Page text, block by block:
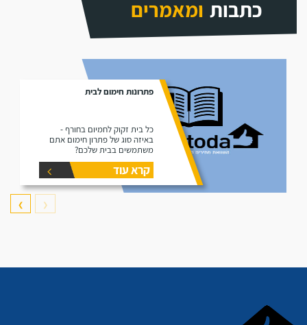
כתבות ומאמרים
פתרונות חימום לבית
כל בית זקוק לחמיום בחורף -
באיזה סוג של פתרון חימום אתם
משתמשים בבית שלכם?
קרא עוד
❮
❯